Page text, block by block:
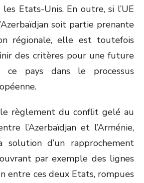
Etats-Unis. En outre, si l’UE
soit partie prenante
régionale, elle est toutefois
des critères pour une future
ce pays dans le processus
règlement du conflit gelé au
l’Azerbaïdjan et l’Arménie,
solution d’un rapprochement
par exemple des lignes
entre ces deux Etats, rompues